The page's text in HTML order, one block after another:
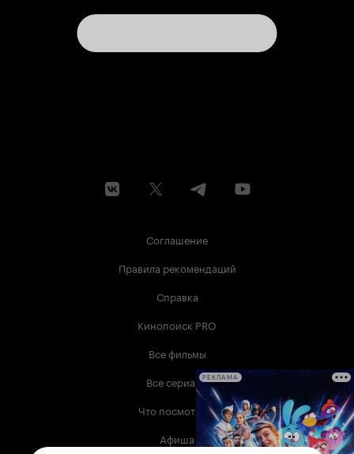
Соглашение
Правила рекомендаций
Справка
Кинопоиск PRO
Все фильмы
Все сериалы
Что посмотреть
Афиша
РЕКЛАМА